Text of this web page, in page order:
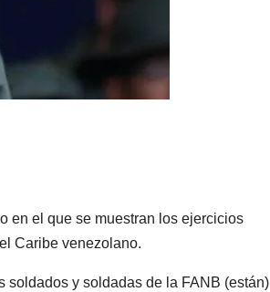
en el que se muestran los ejercicios
Caribe venezolano.
soldados y soldadas de la FANB (están)